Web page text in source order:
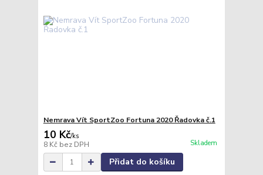
Nemrava Vít SportZoo Fortuna 2020 Řadovka č.1
10 Kč/ks
8 Kč bez DPH Skladem
Přidat do košíku